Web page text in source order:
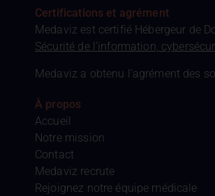
Certifications et agrément
Medaviz est certifié Hébergeur de
Sécurité de l’information,
Medaviz a obtenu l’agrément des
À propos
Accueil
Notre mission
Contact
Medaviz recrute
Rejoignez notre équipe médicale